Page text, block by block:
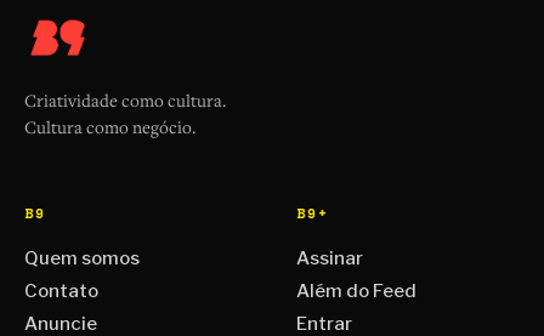
Criatividade como cultura.
Cultura como negócio.
B9
Quem somos
Contato
Anuncie
B9+
Assinar
Além do Feed
Entrar